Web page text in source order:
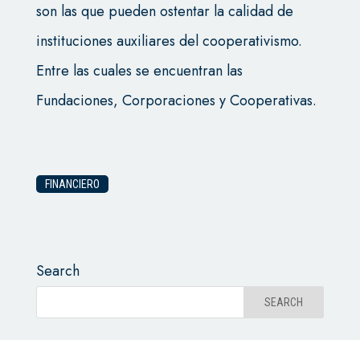
son las que pueden ostentar la calidad de
instituciones auxiliares del cooperativismo.
Entre las cuales se encuentran las
Fundaciones, Corporaciones y Cooperativas.
FINANCIERO
Search